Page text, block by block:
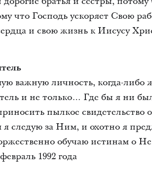
что Господь ускоряет Свою
и свою жизнь к Иисусу
важную личность, когда-
и не только… Где бы я ни
пылкое
следую за Ним, и охотно я
обучаю истинам о
1992 года